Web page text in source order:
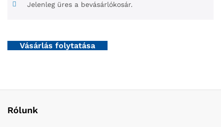
Jelenleg üres a bevásárlókosár.
Vásárlás folytatása
Rólunk